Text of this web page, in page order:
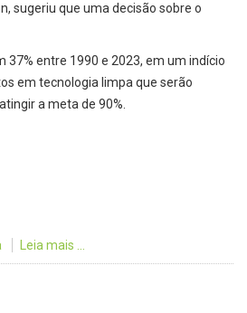
sugeriu que uma decisão sobre o
37% entre 1990 e 2023, em um indício
em tecnologia limpa que serão
a meta de 90%.
Leia mais ...